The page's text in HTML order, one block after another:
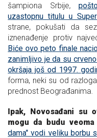
šampiona Srbije,
uzastopnu titulu u
strane, pokušati da
iznenađenje protiv
Biće ovo peto finale
zanimljivo je da su
okršaja još od 1997.
forma, neki su od
prednost Beograđanima.
Ipak, Novosađani su
mogu da budu
dama" vodi veliku borbu